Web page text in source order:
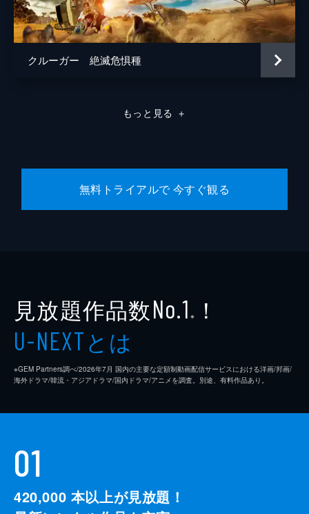
クルーガー 絶滅危惧種
もっと見る ＋
無料トライアルで 今すぐ観る
見放題作品数No.1 ※ ！
U-NEXTとは
※GEM Partners調べ/2026年7⽉ 国内の主要な定額制動画配信サービスにおける洋画/邦画/
海外ドラマ/韓流・アジアドラマ/国内ドラマ/アニメを調査。別途、有料作品あり。
01
420,000 本以上が見放題！